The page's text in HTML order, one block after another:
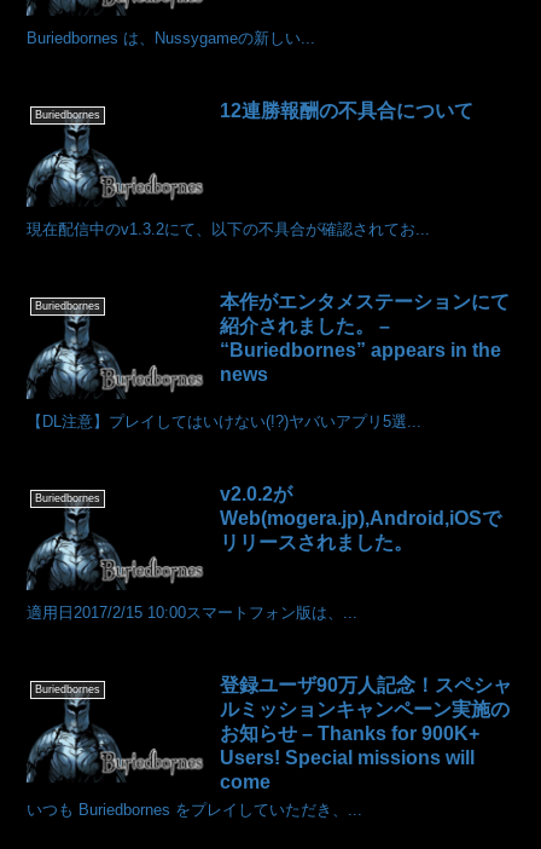
Buriedbornes は、Nussygameの新しい...
Buriedbornes 12連勝報酬の不具合について
現在配信中のv1.3.2にて、以下の不具合が確認されてお...
Buriedbornes
本作がエンタメステーションにて
紹介されました。 –
“Buriedbornes” appears in the
news
【DL注意】プレイしてはいけない(!?)ヤバいアプリ5選...
Buriedbornes
v2.0.2が
Web(mogera.jp),Android,iOSで
リリースされました。
適用日2017/2/15 10:00スマートフォン版は、...
Buriedbornes
登録ユーザ90万人記念！スペシャ
ルミッションキャンペーン実施の
お知らせ – Thanks for 900K+
Users! Special missions will
come
いつも Buriedbornes をプレイしていただき、...